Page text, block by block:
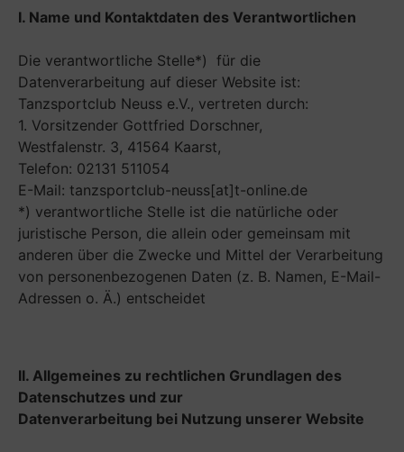
I. Name und Kontaktdaten des Verantwortlichen
Die verantwortliche Stelle*) für die
Datenverarbeitung auf dieser Website ist:
Tanzsportclub Neuss e.V., vertreten durch:
1. Vorsitzender Gottfried Dorschner,
Westfalenstr. 3, 41564 Kaarst,
Telefon: 02131 511054
E-Mail: tanzsportclub-neuss[at]t-online.de
*) verantwortliche Stelle ist die natürliche oder
juristische Person, die allein oder gemeinsam mit
anderen über die Zwecke und Mittel der Verarbeitung
von personenbezogenen Daten (z. B. Namen, E-Mail-
Adressen o. Ä.) entscheidet
II. Allgemeines zu rechtlichen Grundlagen des
Datenschutzes und zur
Datenverarbeitung bei Nutzung unserer Website